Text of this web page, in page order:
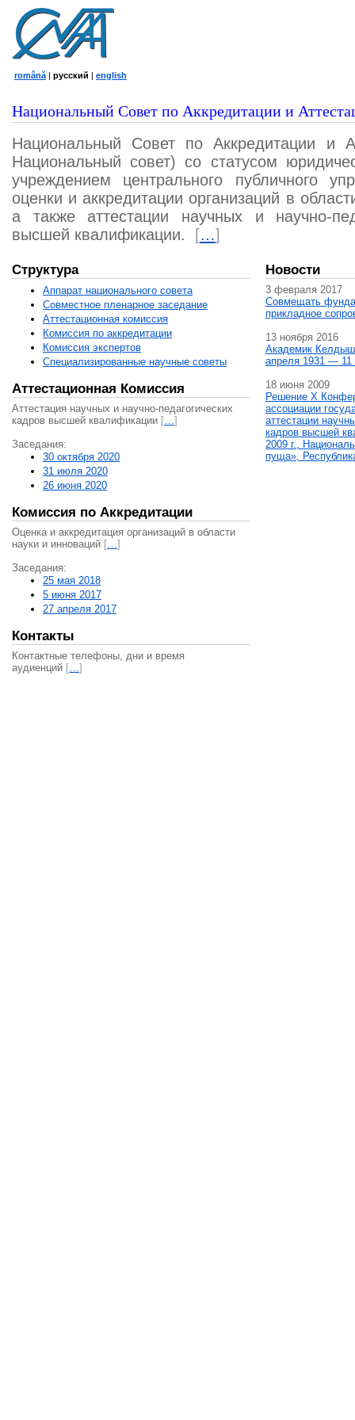
română | русский | english
Национальный Совет по Аккредитации и
Национальный Совет по Аккредитации и
Национальный совет) со статусом
учреждением центрального публичного
оценки и аккредитации организаций в
а также аттестации научных и научно-
высшей квалификации.
[…]
Структура
Аппарат национального совета
Совместное пленарное заседание
Аттестационная комисcия
Комиссия по аккредитации
Комиссия экспертов
Специализированные научные советы
Аттестационная Комиссия
Аттестация научных и научно-педагогических
кадров высшей квалификации […]
Заседания:
30 октября 2020
31 июля 2020
26 июня 2020
Комиссия по Аккредитации
Оценка и аккредитация организаций в области
науки и инноваций […]
Заседания:
25 мая 2018
5 июня 2017
27 апреля 2017
Контакты
Контактные телефоны, дни и время
аудиенций […]
Новости
3 февраля 2017
Совмещать
прикладное
13 ноября 2016
Академик
апреля 1931 — 11
18 июня 2009
Решение X
ассоциации
аттестации
кадров высшей
2009 г.,
пуща»,